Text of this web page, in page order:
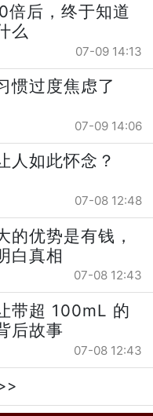
倍后，终于知道
么
07-09 14:13
惯过度焦虑了
07-09 14:06
人如此怀念？
07-08 12:48
的优势是有钱，
白真相
07-08 12:43
带超 100mL 的
后故事
07-08 12:43